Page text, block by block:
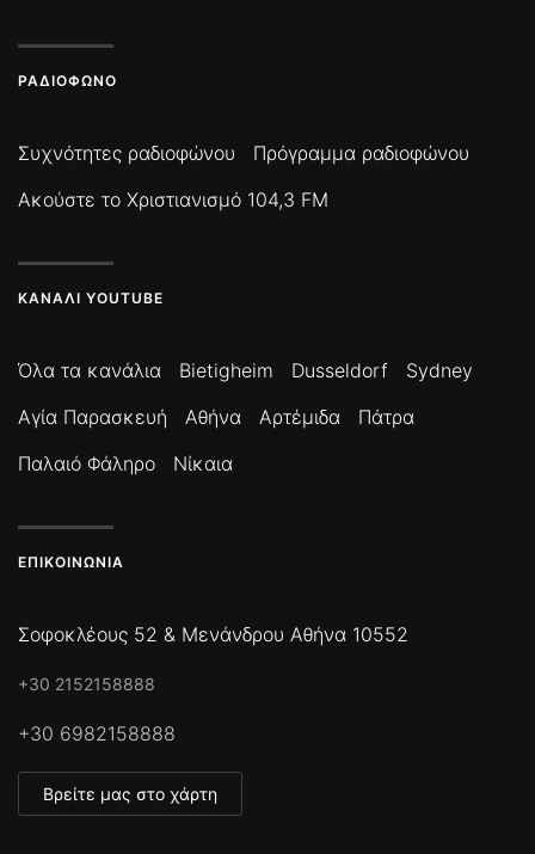
ΡΑΔΙΌΦΩΝΟ
Συχνότητες ραδιοφώνου
Πρόγραμμα ραδιοφώνου
Ακούστε το Χριστιανισμό 104,3 FM
ΚΑΝΆΛΙ YOUTUBE
Όλα τα κανάλια Bietigheim Dusseldorf
Sydney
Αγία Παρασκευή
Αθήνα Αρτέμιδα
Πάτρα
Παλαιό Φάληρο
Νίκαια
ΕΠΙΚΟΙΝΩΝΊΑ
Σοφοκλέους 52 & Μενάνδρου Αθήνα 10552
+30 2152158888
+30 6982158888
Βρείτε μας στο χάρτη